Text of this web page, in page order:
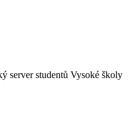
server studentů Vysoké školy